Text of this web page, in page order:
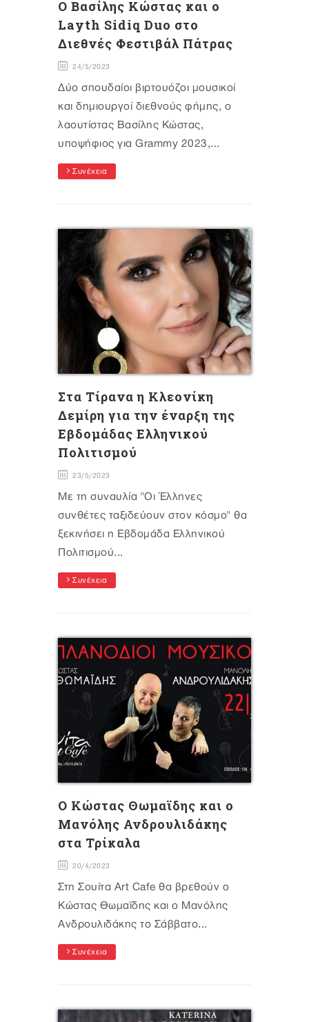
O Βασίλης Κώστας και ο
Layth Sidiq Duo στο
Διεθνές Φεστιβάλ Πάτρας
24/5/2023
Δύο σπουδαίοι βιρτουόζοι μουσικοί
και δημιουργοί διεθνούς φήμης, ο
λαουτίστας Βασίλης Κώστας,
υποψήφιος για Grammy 2023,...
Συνέχεια
Στα Τίρανα η Κλεονίκη
Δεμίρη για την έναρξη της
Εβδομάδας Ελληνικού
Πολιτισμού
23/5/2023
Με τη συναυλία "Οι Έλληνες
συνθέτες ταξιδεύουν στον κόσμο" θα
ξεκινήσει η Εβδομάδα Ελληνικού
Πολιτισμού...
Συνέχεια
O Kώστας Θωμαϊδης και ο
Μανόλης Ανδρουλιδάκης
στα Τρίκαλα
20/4/2023
Στη Σουίτα Art Cafe θα βρεθούν ο
Κώστας Θωμαϊδης και ο Μανόλης
Ανδρουλιδάκης το Σάββατο...
Συνέχεια